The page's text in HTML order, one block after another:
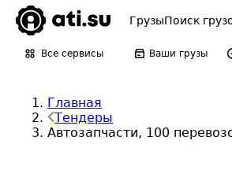
ГрузыПоиск
Все сервисы Ваши грузы
Главная
Тендеры
Автозапчасти, 100